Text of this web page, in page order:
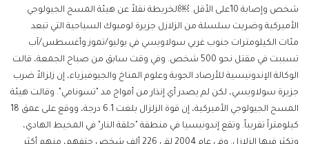
شخص وإصابة 10على الأقل. ￼الخريطة نقلاً عن هيئة المسح الجيولوجي
الأميركية وضربت سلسلة من الزلازل جزيرة لومبوك السياحية التي تبعد
مئات الكيلومترات جنوب غربي سولاويسي في يوليو/تموز وأغسطس/آب
تسببت في مقتل نحو 500 شخص. وفي وقت سابق من صباح الجمعة، قالت
الوكالة الإندونيسية للأرصاد الجوية وعلوم المناخ والجيوفيزياء، إن زلزالاً ضرب
جزيرة سولاويسي، لكن لم يصدر أي إنذار من أمواج مد "تسونامي". وقالت هيئة
المسح الجيولوجي الأميركية، إن قوة الزلزال بلغت 6.1 درجة، ووقع على عمق 18
كيلومتراً تقريباً. وتقع إندونيسيا في منطقة "حلقة النار" في المحيط الهادي،